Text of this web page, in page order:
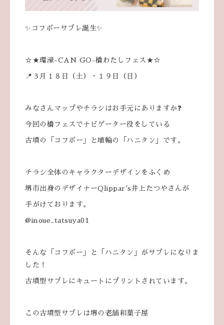
✨コフボーサブレ誕生✨
☆★環濠-CAN GO-橋わたしフェス★☆
📍３月１８日（土）・１９日（日）
みなさんマップやチラシはお手元にありますか❓
今回の橋フェスでナビゲーター役をしている
古墳の「コフボー」と埴輪の「ハニタン」です。
チラシ全体のキャラクターデザインをふくめ
堺市出身のデザイナーQlippar's井上たつやさんが
手がけております。
@inoue_tatsuya01
そんな「コフボー」と「ハニタン」がサブレになりま
した！
古墳型サブレにキュートにプリントされています。
この古墳型サブレは堺の老舗和菓子屋